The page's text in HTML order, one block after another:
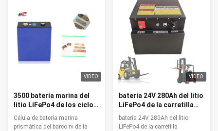
VIDEO
3500 batería marina del
litio LiFePo4 de los ciclos
rv 3.2V 280Ah
Célula de batería marina
prismática del barco rv de la
VIDEO
batería 24V 280Ah del litio
LiFePo4 de la carretilla
elevadora del AGV
7168Wh
batería 24V 280Ah del litio
LiFePo4 de la carretilla